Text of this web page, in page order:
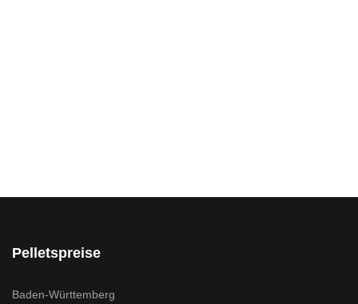
Pelletspreise
Baden-Württemberg